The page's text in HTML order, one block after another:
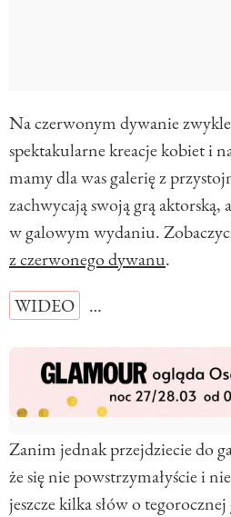
Na czerwonym dywanie
spektakularne kreacje kobiet i
mamy dla was galerię z
zachwycają swoją grą aktorską,
w galowym wydaniu.
z czerwonego dywanu.
WIDEO
…
Zanim jednak przejdziecie do
że się nie powstrzymałyście i
jeszcze kilka słów o